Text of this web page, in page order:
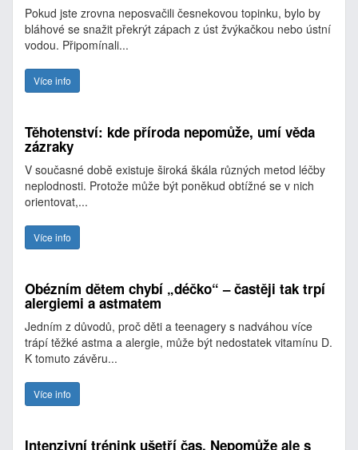
Pokud jste zrovna neposvačili česnekovou topinku, bylo by
bláhové se snažit překrýt zápach z úst žvýkačkou nebo ústní
vodou. Připomínali...
Více info
Těhotenství: kde příroda nepomůže, umí věda
zázraky
V současné době existuje široká škála různých metod léčby
neplodnosti. Protože může být poněkud obtížné se v nich
orientovat,...
Více info
Obézním dětem chybí „déčko“ – častěji tak trpí
alergiemi a astmatem
Jedním z důvodů, proč děti a teenagery s nadváhou více
trápí těžké astma a alergie, může být nedostatek vitamínu D.
K tomuto závěru...
Více info
Intenzivní trénink ušetří čas. Nepomůže ale s